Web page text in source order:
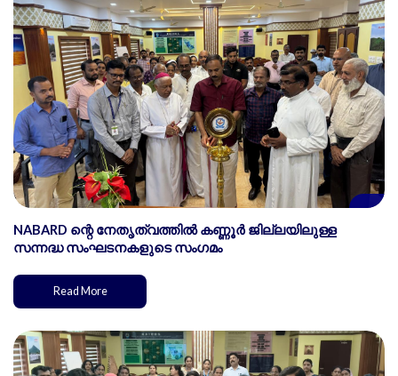
NABARD ന്റെ നേതൃത്വത്തിൽ കണ്ണൂർ ജില്ലയിലുള്ള
സന്നദ്ധ സംഘടനകളുടെ സംഗമം
Read More